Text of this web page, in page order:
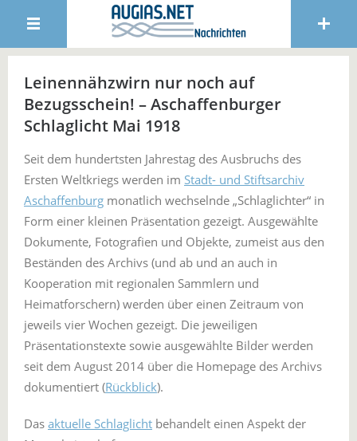
Leinennähzwirn nur noch auf
Bezugsschein! – Aschaffenburger
Schlaglicht Mai 1918
Seit dem hundertsten Jahrestag des Ausbruchs des
Ersten Weltkriegs werden im Stadt- und Stiftsarchiv
Aschaffenburg monatlich wechselnde „Schlaglichter“ in
Form einer kleinen Präsentation gezeigt. Ausgewählte
Dokumente, Fotografien und Objekte, zumeist aus den
Beständen des Archivs (und ab und an auch in
Kooperation mit regionalen Sammlern und
Heimatforschern) werden über einen Zeitraum von
jeweils vier Wochen gezeigt. Die jeweiligen
Präsentationstexte sowie ausgewählte Bilder werden
seit dem August 2014 über die Homepage des Archivs
dokumentiert (Rückblick).
Das aktuelle Schlaglicht behandelt einen Aspekt der